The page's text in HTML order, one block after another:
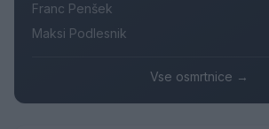
Franc Penšek
Maksi Podlesnik
Vse osmrtnice →